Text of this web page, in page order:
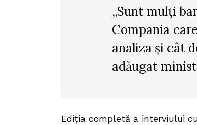
„Sunt mulți
Compania
analiza și cât
adăugat
Ediția completă a interviului